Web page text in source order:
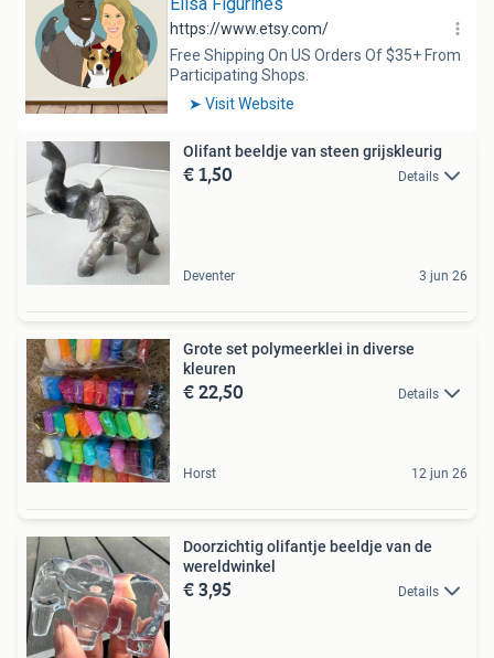
Olifant beeldje van steen grijskleurig
€ 1,50 Details
Deventer 3 jun 26
Grote set polymeerklei in diverse
kleuren
€ 22,50 Details
Horst 12 jun 26
Doorzichtig olifantje beeldje van de
wereldwinkel
€ 3,95 Details